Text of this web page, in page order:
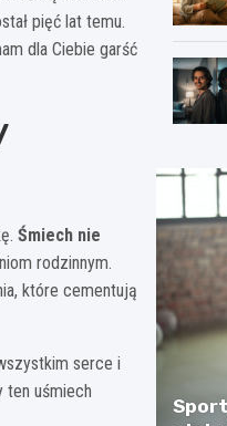
pięć lat temu.
dla Ciebie garść
Śmiech nie
rodzinnym.
które cementują
serce i
ten uśmiech